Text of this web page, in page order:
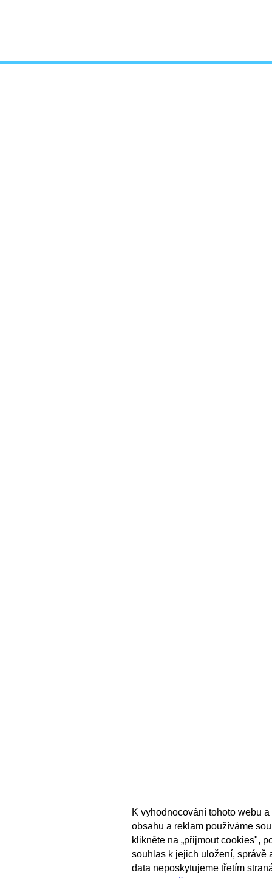
K vyhodnocování tohoto webu
obsahu a reklam používáme
klikněte na „přijmout cookies",
souhlas k jejich uložení, správě
data neposkytujeme třetím